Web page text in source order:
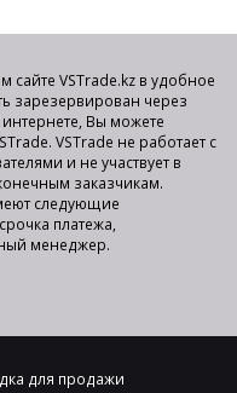
VSTrade.kz в удобное
зарезервирован через
Вы можете
VSTrade не работает с
и не участвует в
заказчикам.
следующие
платежа,
менеджер.
для продажи